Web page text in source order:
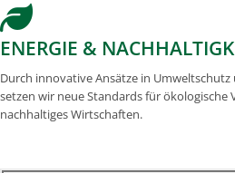
ENERGIE &
Durch innovative Ansätze in
setzen wir neue Standards für
nachhaltiges Wirtschaften.